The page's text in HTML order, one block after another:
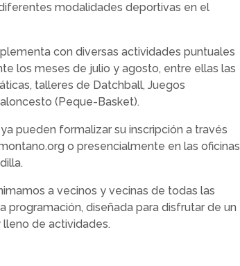
modalidades deportivas en el
con diversas actividades puntuales
los meses de julio y agosto, entre ellas las
talleres de Datchball, Juegos
(Peque-Basket).
pueden formalizar su inscripción a través
o presencialmente en las oficinas
a vecinos y vecinas de todas las
programación, diseñada para disfrutar de un
de actividades.